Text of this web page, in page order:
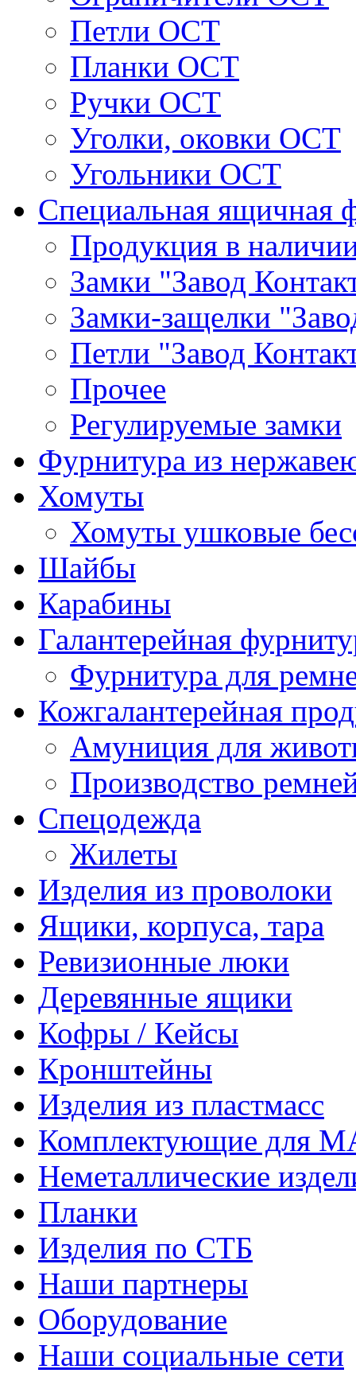
Петли ОСТ
Планки ОСТ
Ручки ОСТ
Уголки, оковки ОСТ
Угольники ОСТ
Специальная ящичная
Продукция в
Замки "Завод
Замки-защелки
Петли "Завод
Прочее
Регулируемые замки
Фурнитура из
Хомуты
Хомуты ушковые
Шайбы
Карабины
Галантерейная
Фурнитура для
Кожгалантерейная
Амуниция для
Производство
Спецодежда
Жилеты
Изделия из проволоки
Ящики, корпуса, тара
Ревизионные люки
Деревянные ящики
Кофры / Кейсы
Кронштейны
Изделия из пластмасс
Комплектующие для
Неметаллические
Планки
Изделия по СТБ
Наши партнеры
Оборудование
Наши социальные сети